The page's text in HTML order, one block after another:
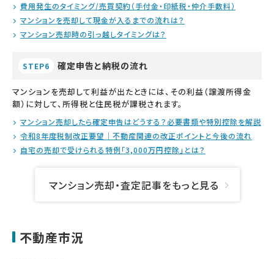
費用発生のタイミング/売買契約（手付金・印紙税・仲介手数料）
マンションを売却して現金が入るまでの流れは？
マンション売却時の引っ越しタイミングは？
STEP6 確定申告と納税の流れ
マンションを売却して利益が出たときには、その利益（譲渡所得金
額）に対して、所得税と住民税が課税されます。
マンション売却したら確定申告はどうする？必要書類や特別控除を解説
令和8年度税制改正要望｜不動産関連の改正ポイントと今後の流れ
自宅の売却で受けられる特例「3,000万円控除」とは？
マンション売却・査定記事をもっと見る
不動産市況